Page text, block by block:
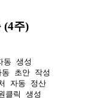
(4주)
생성
초안 작성
자동 정산
릭 생성